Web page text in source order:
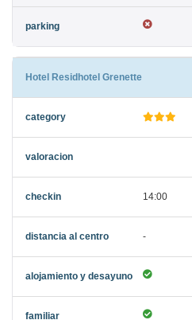
Hotel Residhotel Grenette
14:00
-